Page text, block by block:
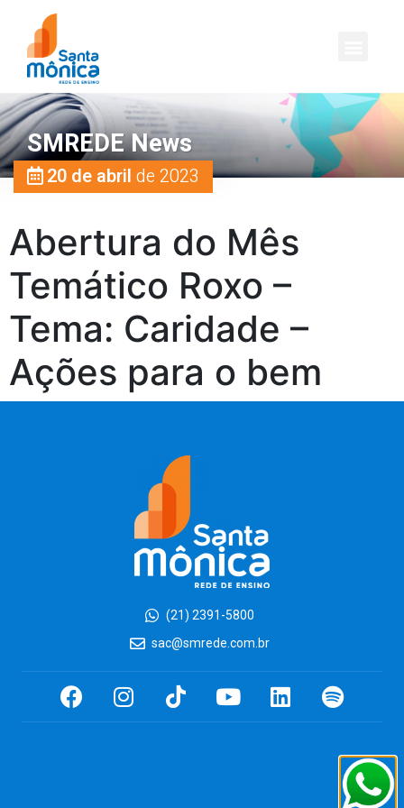
SMREDE News
20 de abril de 2023
Abertura do Mês
Temático Roxo –
Tema: Caridade –
Ações para o bem
(21) 2391-5800
sac@smrede.com.br